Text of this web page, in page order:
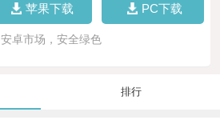
苹果下载 PC下载
安卓市场，安全绿色
排行